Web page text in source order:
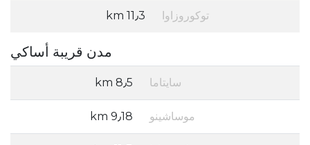
توكوروزاوا 11٫3 km
مدن قريبة أساكي
سايتاما 8٫5 km
موساشينو 9٫18 km